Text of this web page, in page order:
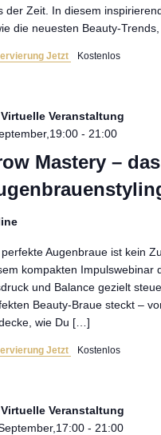
der Zeit. In diesem
die neuesten Beauty-
Jetzt Kostenlos
Mastery –
- 21:00
Virtuelle Veranstaltung
perfekte Augenbraue ist kein
kompakten Impulswebinar
und Balance gezielt
Beauty-Braue steckt –
wie Du […]
Jetzt Kostenlos
- 21:00
Virtuelle Veranstaltung